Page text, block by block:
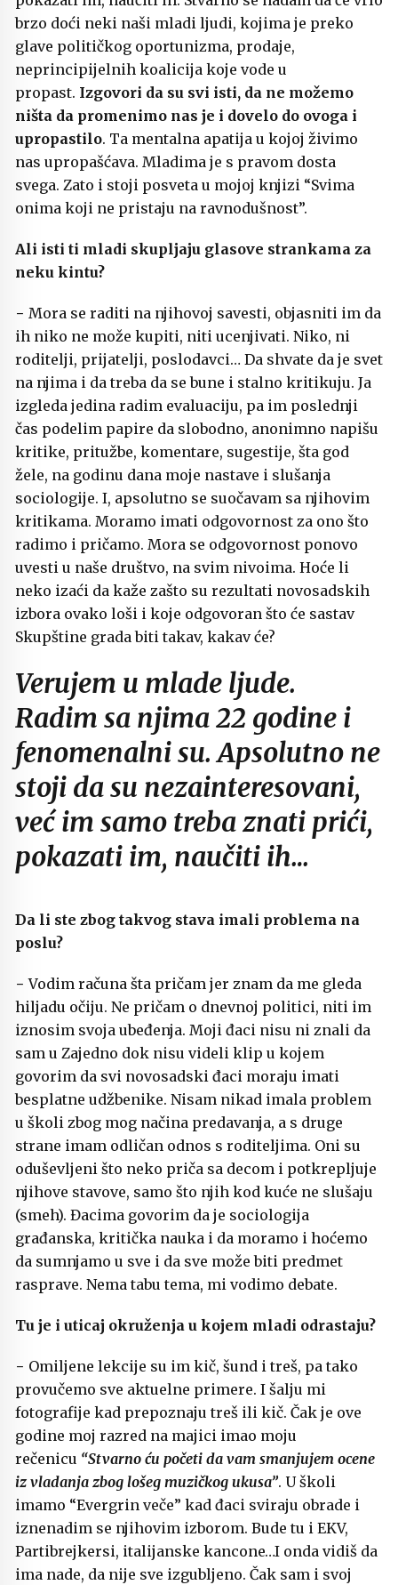
brzo doći neki naši mladi ljudi, kojima je preko
glave političkog oportunizma, prodaje,
neprincipijelnih koalicija koje vode u
propast. Izgovori da su svi isti, da ne možemo
ništa da promenimo nas je i dovelo do ovoga i
upropastilo. Ta mentalna apatija u kojoj živimo
nas upropašćava. Mladima je s pravom dosta
svega. Zato i stoji posveta u mojoj knjizi “Svima
onima koji ne pristaju na ravnodušnost”.
Ali isti ti mladi skupljaju glasove strankama za
neku kintu?
− Mora se raditi na njihovoj savesti, objasniti im da
ih niko ne može kupiti, niti ucenjivati. Niko, ni
roditelji, prijatelji, poslodavci… Da shvate da je svet
na njima i da treba da se bune i stalno kritikuju. Ja
izgleda jedina radim evaluaciju, pa im poslednji
čas podelim papire da slobodno, anonimno napišu
kritike, pritužbe, komentare, sugestije, šta god
žele, na godinu dana moje nastave i slušanja
sociologije. I, apsolutno se suočavam sa njihovim
kritikama. Moramo imati odgovornost za ono što
radimo i pričamo. Mora se odgovornost ponovo
uvesti u naše društvo, na svim nivoima. Hoće li
neko izaći da kaže zašto su rezultati novosadskih
izbora ovako loši i koje odgovoran što će sastav
Skupštine grada biti takav, kakav će?
Verujem u mlade ljude.
Radim sa njima 22 godine i
fenomenalni su. Apsolutno ne
stoji da su nezainteresovani,
već im samo treba znati prići,
pokazati im, naučiti ih…
Da li ste zbog takvog stava imali problema na
poslu?
− Vodim računa šta pričam jer znam da me gleda
hiljadu očiju. Ne pričam o dnevnoj politici, niti im
iznosim svoja ubeđenja. Moji đaci nisu ni znali da
sam u Zajedno dok nisu videli klip u kojem
govorim da svi novosadski đaci moraju imati
besplatne udžbenike. Nisam nikad imala problem
u školi zbog mog načina predavanja, a s druge
strane imam odličan odnos s roditeljima. Oni su
oduševljeni što neko priča sa decom i potkrepljuje
njihove stavove, samo što njih kod kuće ne slušaju
(smeh). Đacima govorim da je sociologija
građanska, kritička nauka i da moramo i hoćemo
da sumnjamo u sve i da sve može biti predmet
rasprave. Nema tabu tema, mi vodimo debate.
Tu je i uticaj okruženja u kojem mladi odrastaju?
− Omiljene lekcije su im kič, šund i treš, pa tako
provučemo sve aktuelne primere. I šalju mi
fotografije kad prepoznaju treš ili kič. Čak je ove
godine moj razred na majici imao moju
rečenicu “Stvarno ću početi da vam smanjujem ocene
iz vladanja zbog lošeg muzičkog ukusa”. U školi
imamo “Evergrin veče” kad đaci sviraju obrade i
iznenadim se njihovim izborom. Bude tu i EKV,
Partibrejkersi, italijanske kancone…I onda vidiš da
ima nade, da nije sve izgubljeno. Čak sam i svoj